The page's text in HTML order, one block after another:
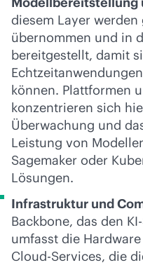
diesem Layer
übernommen und in
bereitgestellt, damit
können. Plattformen
konzentrieren sich
Überwachung und
Leistung von
Sagemaker oder
Lösungen.
Infrastruktur und
Backbone, das den
umfasst die Hardware
Cloud-Services, die